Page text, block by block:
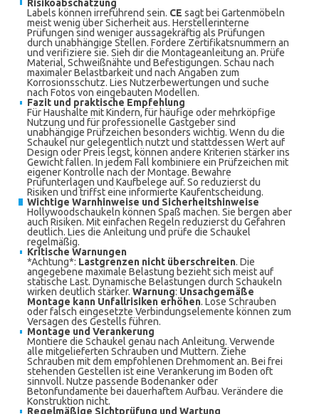
Risikoabschätzung
Labels können irreführend sein. CE sagt bei Gartenmöbeln
meist wenig über Sicherheit aus. Herstellerinterne
Prüfungen sind weniger aussagekräftig als Prüfungen
durch unabhängige Stellen. Fordere Zertifikatsnummern an
und verifiziere sie. Sieh dir die Montageanleitung an. Prüfe
Material, Schweißnähte und Befestigungen. Schau nach
maximaler Belastbarkeit und nach Angaben zum
Korrosionsschutz. Lies Nutzerbewertungen und suche
nach Fotos von eingebauten Modellen.
Fazit und praktische Empfehlung
Für Haushalte mit Kindern, für häufige oder mehrköpfige
Nutzung und für professionelle Gastgeber sind
unabhängige Prüfzeichen besonders wichtig. Wenn du die
Schaukel nur gelegentlich nutzt und stattdessen Wert auf
Design oder Preis legst, können andere Kriterien stärker ins
Gewicht fallen. In jedem Fall kombiniere ein Prüfzeichen mit
eigener Kontrolle nach der Montage. Bewahre
Prüfunterlagen und Kaufbelege auf. So reduzierst du
Risiken und triffst eine informierte Kaufentscheidung.
Wichtige Warnhinweise und Sicherheitshinweise
Hollywoodschaukeln können Spaß machen. Sie bergen aber
auch Risiken. Mit einfachen Regeln reduzierst du Gefahren
deutlich. Lies die Anleitung und prüfe die Schaukel
regelmäßig.
Kritische Warnungen
*Achtung*: Lastgrenzen nicht überschreiten. Die
angegebene maximale Belastung bezieht sich meist auf
statische Last. Dynamische Belastungen durch Schaukeln
wirken deutlich stärker. Warnung: Unsachgemäße
Montage kann Unfallrisiken erhöhen. Lose Schrauben
oder falsch eingesetzte Verbindungselemente können zum
Versagen des Gestells führen.
Montage und Verankerung
Montiere die Schaukel genau nach Anleitung. Verwende
alle mitgelieferten Schrauben und Muttern. Ziehe
Schrauben mit dem empfohlenen Drehmoment an. Bei frei
stehenden Gestellen ist eine Verankerung im Boden oft
sinnvoll. Nutze passende Bodenanker oder
Betonfundamente bei dauerhaftem Aufbau. Verändere die
Konstruktion nicht.
Regelmäßige Sichtprüfung und Wartung